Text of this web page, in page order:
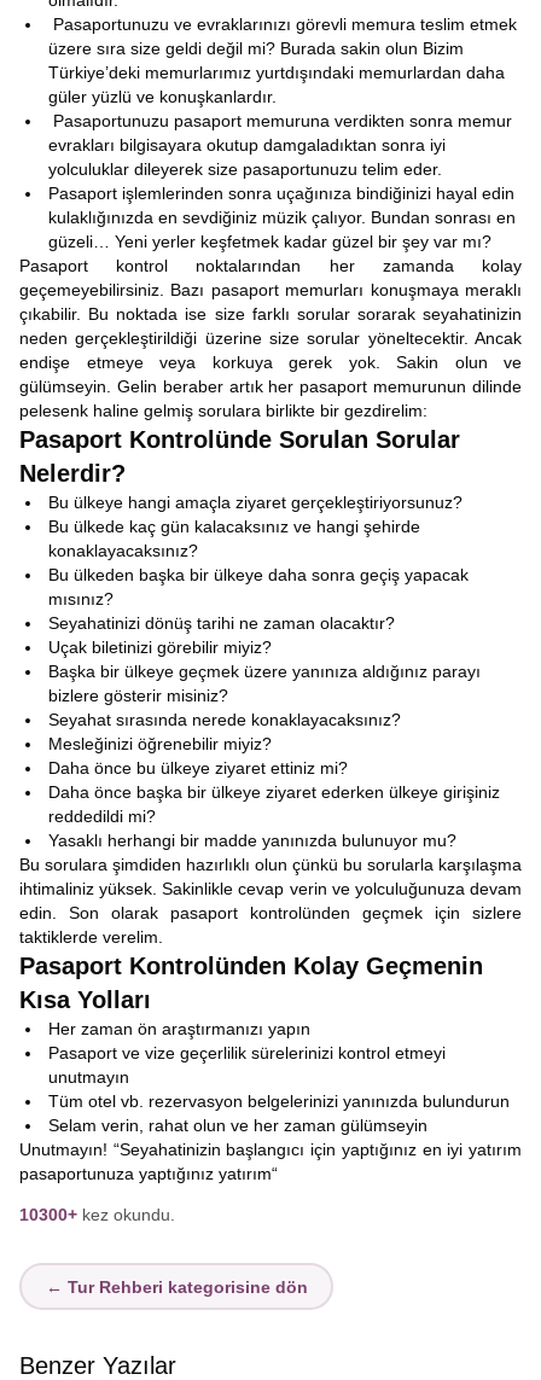
Pasaportunuzu ve evraklarınızı görevli memura teslim etmek
üzere sıra size geldi değil mi? Burada sakin olun Bizim
Türkiye’deki memurlarımız yurtdışındaki memurlardan daha
güler yüzlü ve konuşkanlardır.
Pasaportunuzu pasaport memuruna verdikten sonra memur
evrakları bilgisayara okutup damgaladıktan sonra iyi
yolculuklar dileyerek size pasaportunuzu telim eder.
Pasaport işlemlerinden sonra uçağınıza bindiğinizi hayal edin
kulaklığınızda en sevdiğiniz müzik çalıyor. Bundan sonrası en
güzeli… Yeni yerler keşfetmek kadar güzel bir şey var mı?
Pasaport kontrol noktalarından her zamanda kolay
geçemeyebilirsiniz. Bazı pasaport memurları konuşmaya meraklı
çıkabilir. Bu noktada ise size farklı sorular sorarak seyahatinizin
neden gerçekleştirildiği üzerine size sorular yöneltecektir. Ancak
endişe etmeye veya korkuya gerek yok. Sakin olun ve
gülümseyin. Gelin beraber artık her pasaport memurunun dilinde
pelesenk haline gelmiş sorulara birlikte bir gezdirelim:
Pasaport Kontrolünde Sorulan Sorular
Nelerdir?
Bu ülkeye hangi amaçla ziyaret gerçekleştiriyorsunuz?
Bu ülkede kaç gün kalacaksınız ve hangi şehirde
konaklayacaksınız?
Bu ülkeden başka bir ülkeye daha sonra geçiş yapacak
mısınız?
Seyahatinizi dönüş tarihi ne zaman olacaktır?
Uçak biletinizi görebilir miyiz?
Başka bir ülkeye geçmek üzere yanınıza aldığınız parayı
bizlere gösterir misiniz?
Seyahat sırasında nerede konaklayacaksınız?
Mesleğinizi öğrenebilir miyiz?
Daha önce bu ülkeye ziyaret ettiniz mi?
Daha önce başka bir ülkeye ziyaret ederken ülkeye girişiniz
reddedildi mi?
Yasaklı herhangi bir madde yanınızda bulunuyor mu?
Bu sorulara şimdiden hazırlıklı olun çünkü bu sorularla karşılaşma
ihtimaliniz yüksek. Sakinlikle cevap verin ve yolculuğunuza devam
edin. Son olarak pasaport kontrolünden geçmek için sizlere
taktiklerde verelim.
Pasaport Kontrolünden Kolay Geçmenin
Kısa Yolları
Her zaman ön araştırmanızı yapın
Pasaport ve vize geçerlilik sürelerinizi kontrol etmeyi
unutmayın
Tüm otel vb. rezervasyon belgelerinizi yanınızda bulundurun
Selam verin, rahat olun ve her zaman gülümseyin
Unutmayın! “Seyahatinizin başlangıcı için yaptığınız en iyi yatırım
pasaportunuza yaptığınız yatırım“
10300+ kez okundu.
← Tur Rehberi kategorisine dön
Benzer Yazılar